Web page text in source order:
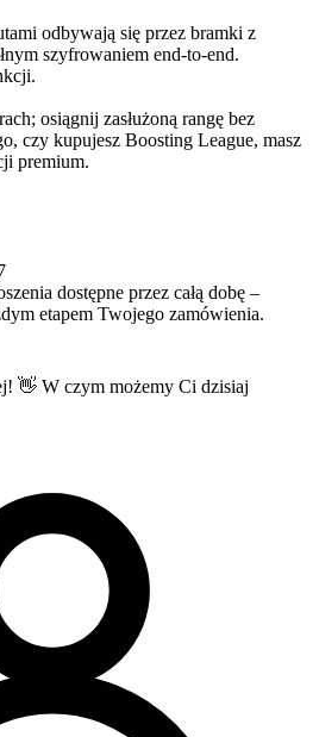
odbywają się przez bramki z
szyfrowaniem end-to-end.
osiągnij zasłużoną rangę bez
czy kupujesz Boosting League, masz
premium.
dostępne przez całą dobę –
etapem Twojego zamówienia.
👋 W czym możemy Ci dzisiaj